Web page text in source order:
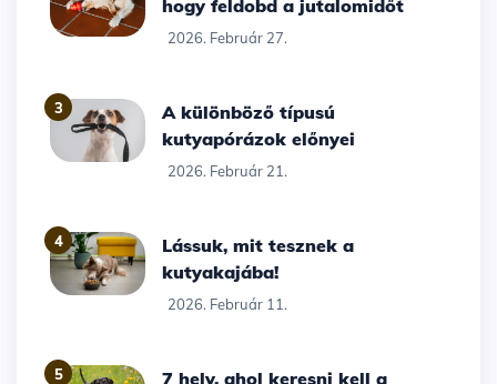
hogy feldobd a jutalomidőt
2026. Február 27.
3
A különböző típusú
kutyapórázok előnyei
2026. Február 21.
4
Lássuk, mit tesznek a
kutyakajába!
2026. Február 11.
5
7 hely, ahol keresni kell a